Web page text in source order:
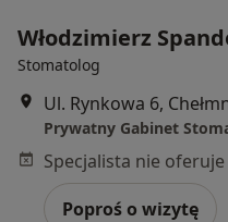
Włodzimierz
Stomatolog
Ul. Rynkowa 6,
Poproś o wizytę